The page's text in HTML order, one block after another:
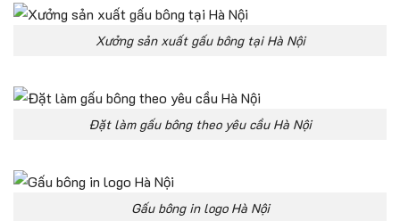
Xưởng sản xuất gấu bông tại Hà Nội
Đặt làm gấu bông theo yêu cầu Hà Nội
Gấu bông in logo Hà Nội